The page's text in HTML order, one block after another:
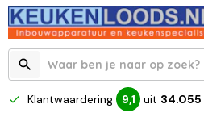
Klantwaardering 9,1 uit 34.055